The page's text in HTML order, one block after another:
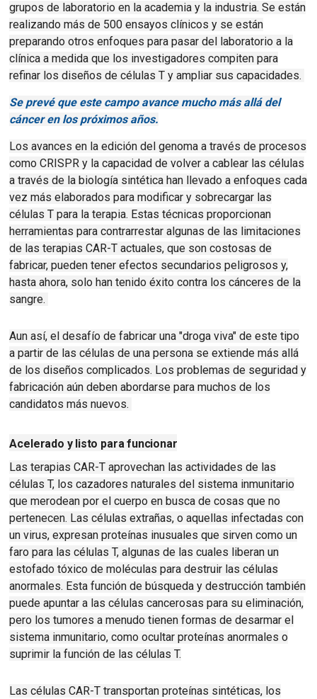
grupos de laboratorio en la academia y la industria.Se están
realizando más de 500 ensayos clínicos y se están
preparando otros enfoques para pasar del laboratorio a la
clínica a medida que los investigadores compiten para
refinar los diseños de células T y ampliar sus capacidades.
Se prevé que este campo avance mucho más allá del
cáncer en los próximos años.
Los avances en la edición del genoma a través de procesos
como CRISPR y la capacidad de volver a cablear las células
a través de la biología sintética han llevado a enfoques cada
vez más elaborados para modificar y sobrecargar las
células T para la terapia. Estas técnicas proporcionan
herramientas para contrarrestar algunas de las limitaciones
de las terapias CAR-T actuales, que son costosas de
fabricar, pueden tener efectos secundarios peligrosos y,
hasta ahora, solo han tenido éxito contra los cánceres de la
sangre.
Aun así, el desafío de fabricar una "droga viva" de este tipo
a partir de las células de una persona se extiende más allá
de los diseños complicados. Los problemas de seguridad y
fabricación aún deben abordarse para muchos de los
candidatos más nuevos.
Acelerado y listo para funcionar
Las terapias CAR-T aprovechan las actividades de las
células T, los cazadores naturales del sistema inmunitario
que merodean por el cuerpo en busca de cosas que no
pertenecen. Las células extrañas, o aquellas infectadas con
un virus, expresan proteínas inusuales que sirven como un
faro para las células T, algunas de las cuales liberan un
estofado tóxico de moléculas para destruir las células
anormales. Esta función de búsqueda y destrucción también
puede apuntar a las células cancerosas para su eliminación,
pero los tumores a menudo tienen formas de desarmar el
sistema inmunitario, como ocultar proteínas anormales o
suprimir la función de las células T.
Las células CAR-T transportan proteínas sintéticas, los